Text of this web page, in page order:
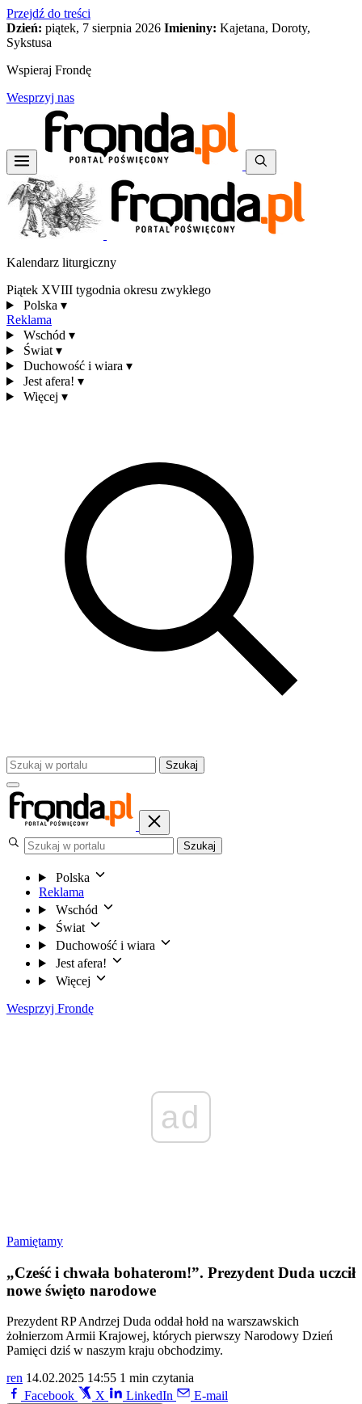
Przejdź do treści
Dzień: piątek, 7 sierpnia 2026 Imieniny: Kajetana, Doroty,
Sykstusa
Wspieraj Frondę
Wesprzyj nas
Kalendarz liturgiczny
Piątek XVIII tygodnia okresu zwykłego
Polska ▾
Reklama
Wschód ▾
Świat ▾
Duchowość i wiara ▾
Jest afera! ▾
Więcej ▾
Szukaj
Szukaj
Polska
Reklama
Wschód
Świat
Duchowość i wiara
Jest afera!
Więcej
Wesprzyj Frondę
ad
Pamiętamy
„Cześć i chwała bohaterom!”. Prezydent Duda uczcił
nowe święto narodowe
Prezydent RP Andrzej Duda oddał hołd na warszawskich
żołnierzom Armii Krajowej, których pierwszy Narodowy Dzień
Pamięci dziś w naszym kraju obchodzimy.
ren 14.02.2025 14:55 1 min czytania
Facebook
X LinkedIn E-mail